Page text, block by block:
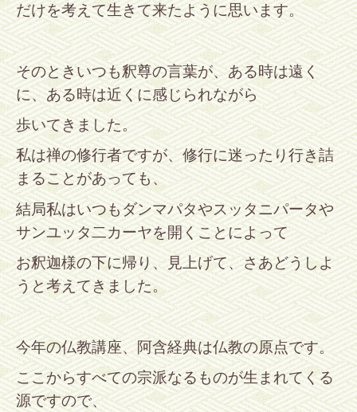
だけを考えて生きて来たように思います。
そのときいつも釈尊の言葉が、ある時は遠く
に、ある時は近くに感じられながら
歩いてきました。
私は禅の修行者ですが、修行に迷ったり行き詰
まることがあっても、
結局私はいつもダンマパタやスッタニパータや
サンユッタ二カーヤを開くことによって
お釈迦様の下に帰り、見上げて、さあどうしよ
うと考えてきました。
今年の仏教講座、阿含経典は仏教の原点です。
ここからすべての宗派なるものが生まれてくる
源ですので、